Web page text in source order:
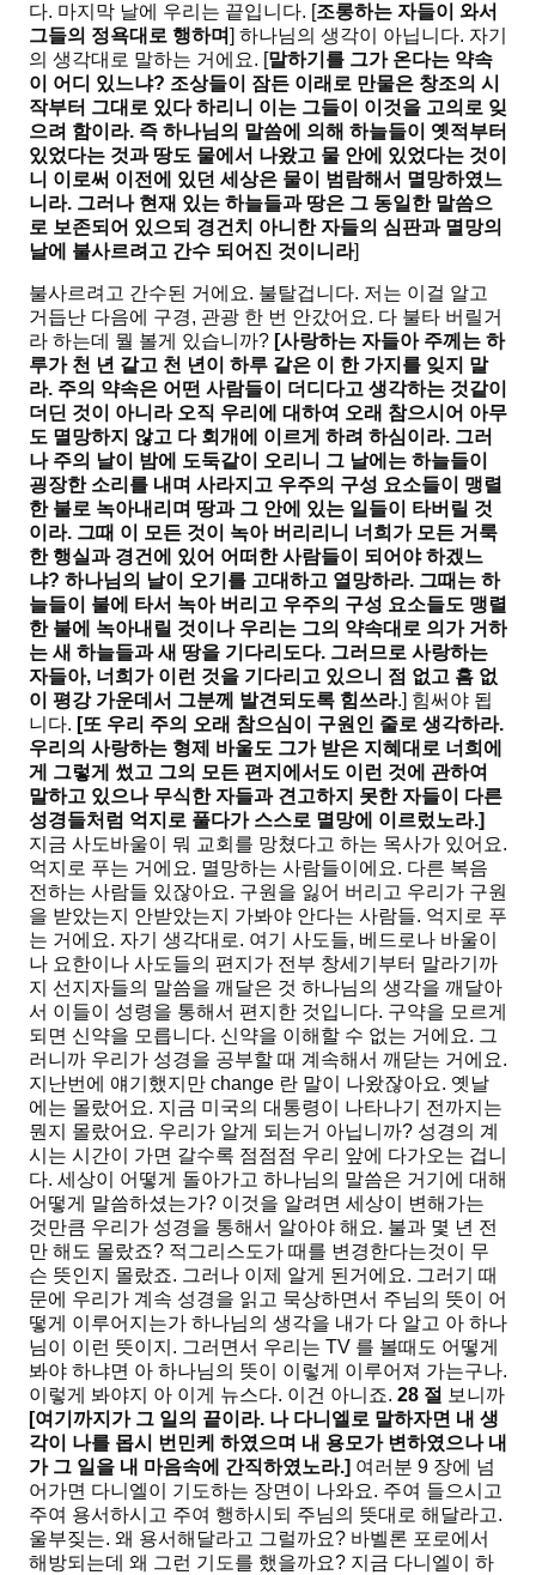
다. 마지막 날에 우리는 끝입니다. [조롱하는 자들이 와서
그들의 정욕대로 행하며] 하나님의 생각이 아닙니다. 자기
의 생각대로 말하는 거에요. [말하기를 그가 온다는 약속
이 어디 있느냐? 조상들이 잠든 이래로 만물은 창조의 시
작부터 그대로 있다 하리니 이는 그들이 이것을 고의로 잊
으려 함이라. 즉 하나님의 말씀에 의해 하늘들이 옛적부터
있었다는 것과 땅도 물에서 나왔고 물 안에 있었다는 것이
니 이로써 이전에 있던 세상은 물이 범람해서 멸망하였느
니라. 그러나 현재 있는 하늘들과 땅은 그 동일한 말씀으
로 보존되어 있으되 경건치 아니한 자들의 심판과 멸망의
날에 불사르려고 간수 되어진 것이니라]
불사르려고 간수된 거에요. 불탈겁니다. 저는 이걸 알고
거듭난 다음에 구경, 관광 한 번 안갔어요. 다 불타 버릴거
라 하는데 뭘 볼게 있습니까? [사랑하는 자들아 주께는 하
루가 천 년 같고 천 년이 하루 같은 이 한 가지를 잊지 말
라. 주의 약속은 어떤 사람들이 더디다고 생각하는 것같이
더딘 것이 아니라 오직 우리에 대하여 오래 참으시어 아무
도 멸망하지 않고 다 회개에 이르게 하려 하심이라. 그러
나 주의 날이 밤에 도둑같이 오리니 그 날에는 하늘들이
굉장한 소리를 내며 사라지고 우주의 구성 요소들이 맹렬
한 불로 녹아내리며 땅과 그 안에 있는 일들이 타버릴 것
이라. 그때 이 모든 것이 녹아 버리리니 너희가 모든 거룩
한 행실과 경건에 있어 어떠한 사람들이 되어야 하겠느
냐? 하나님의 날이 오기를 고대하고 열망하라. 그때는 하
늘들이 불에 타서 녹아 버리고 우주의 구성 요소들도 맹렬
한 불에 녹아내릴 것이나 우리는 그의 약속대로 의가 거하
는 새 하늘들과 새 땅을 기다리도다. 그러므로 사랑하는
자들아, 너희가 이런 것을 기다리고 있으니 점 없고 흠 없
이 평강 가운데서 그분께 발견되도록 힘쓰라.] 힘써야 됩
니다. [또 우리 주의 오래 참으심이 구원인 줄로 생각하라.
우리의 사랑하는 형제 바울도 그가 받은 지혜대로 너희에
게 그렇게 썼고 그의 모든 편지에서도 이런 것에 관하여
말하고 있으나 무식한 자들과 견고하지 못한 자들이 다른
성경들처럼 억지로 풀다가 스스로 멸망에 이르렀노라.]
지금 사도바울이 뭐 교회를 망쳤다고 하는 목사가 있어요.
억지로 푸는 거에요. 멸망하는 사람들이에요. 다른 복음
전하는 사람들 있잖아요. 구원을 잃어 버리고 우리가 구원
을 받았는지 안받았는지 가봐야 안다는 사람들. 억지로 푸
는 거에요. 자기 생각대로. 여기 사도들, 베드로나 바울이
나 요한이나 사도들의 편지가 전부 창세기부터 말라기까
지 선지자들의 말씀을 깨달은 것 하나님의 생각을 깨달아
서 이들이 성령을 통해서 편지한 것입니다. 구약을 모르게
되면 신약을 모릅니다. 신약을 이해할 수 없는 거에요. 그
러니까 우리가 성경을 공부할 때 계속해서 깨닫는 거에요.
지난번에 얘기했지만 change 란 말이 나왔잖아요. 옛날
에는 몰랐어요. 지금 미국의 대통령이 나타나기 전까지는
뭔지 몰랐어요. 우리가 알게 되는거 아닙니까? 성경의 계
시는 시간이 가면 갈수록 점점점 우리 앞에 다가오는 겁니
다. 세상이 어떻게 돌아가고 하나님의 말씀은 거기에 대해
어떻게 말씀하셨는가? 이것을 알려면 세상이 변해가는
것만큼 우리가 성경을 통해서 알아야 해요. 불과 몇 년 전
만 해도 몰랐죠? 적그리스도가 때를 변경한다는것이 무
슨 뜻인지 몰랐죠. 그러나 이제 알게 된거에요. 그러기 때
문에 우리가 계속 성경을 읽고 묵상하면서 주님의 뜻이 어
떻게 이루어지는가 하나님의 생각을 내가 다 알고 아 하나
님이 이런 뜻이지. 그러면서 우리는 TV 를 볼때도 어떻게
봐야 하냐면 아 하나님의 뜻이 이렇게 이루어져 가는구나.
이렇게 봐야지 아 이게 뉴스다. 이건 아니죠. 28 절 보니까
[여기까지가 그 일의 끝이라. 나 다니엘로 말하자면 내 생
각이 나를 몹시 번민케 하였으며 내 용모가 변하였으나 내
가 그 일을 내 마음속에 간직하였노라.] 여러분 9 장에 넘
어가면 다니엘이 기도하는 장면이 나와요. 주여 들으시고
주여 용서하시고 주여 행하시되 주님의 뜻대로 해달라고.
울부짖는. 왜 용서해달라고 그럴까요? 바벨론 포로에서
해방되는데 왜 그런 기도를 했을까요? 지금 다니엘이 하